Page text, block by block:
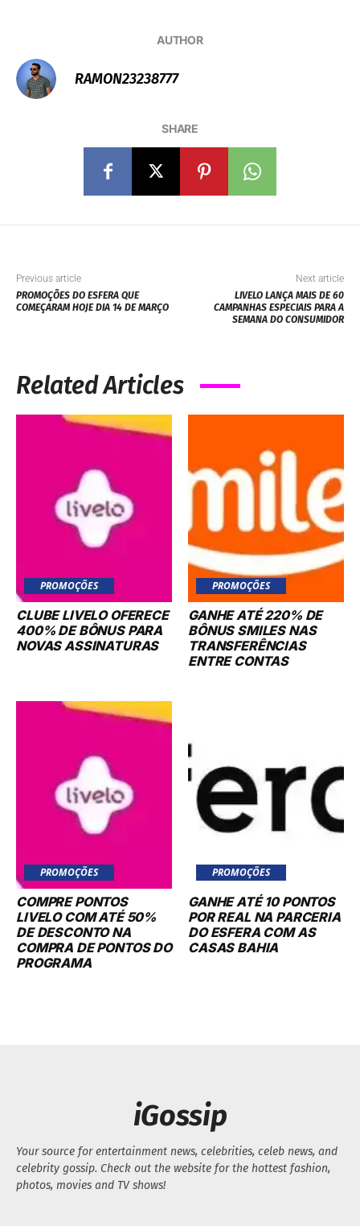
AUTHOR
RAMON23238777
SHARE
Previous article
PROMOÇÕES DO ESFERA QUE
COMEÇARAM HOJE DIA 14 DE MARÇO
Next article
LIVELO LANÇA MAIS DE 60
CAMPANHAS ESPECIAIS PARA A
SEMANA DO CONSUMIDOR
Related Articles
PROMOÇÕES
CLUBE LIVELO OFERECE
400% DE BÔNUS PARA
NOVAS ASSINATURAS
PROMOÇÕES
GANHE ATÉ 220% DE
BÔNUS SMILES NAS
TRANSFERÊNCIAS
ENTRE CONTAS
PROMOÇÕES
COMPRE PONTOS
LIVELO COM ATÉ 50%
DE DESCONTO NA
COMPRA DE PONTOS DO
PROGRAMA
PROMOÇÕES
GANHE ATÉ 10 PONTOS
POR REAL NA PARCERIA
DO ESFERA COM AS
CASAS BAHIA
iGossip
Your source for entertainment news, celebrities, celeb news, and
celebrity gossip. Check out the website for the hottest fashion,
photos, movies and TV shows!